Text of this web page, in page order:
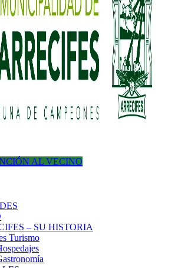
AL VECINO
– SU HISTORIA
Turismo